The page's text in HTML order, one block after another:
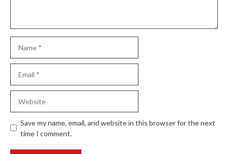
Save my name, email, and website in this browser for the next
time I comment.